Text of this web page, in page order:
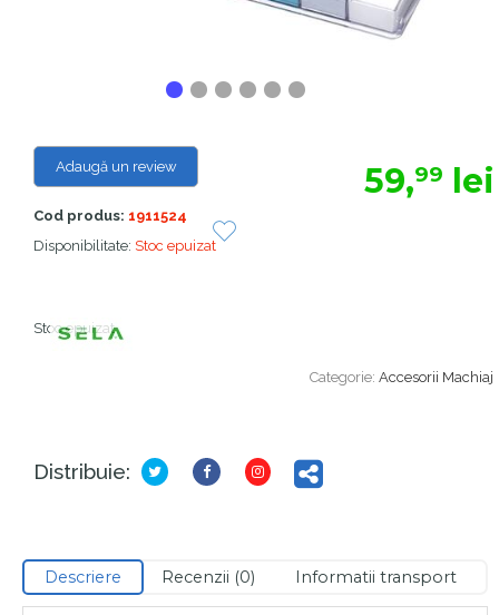
Categorie: Accesorii Machiaj
Adaugă un review
Cod produs: 1911524
Disponibilitate: Stoc epuizat
59,99 lei
Stoc epuizat
Distribuie:
Descriere Recenzii (0) Informatii transport